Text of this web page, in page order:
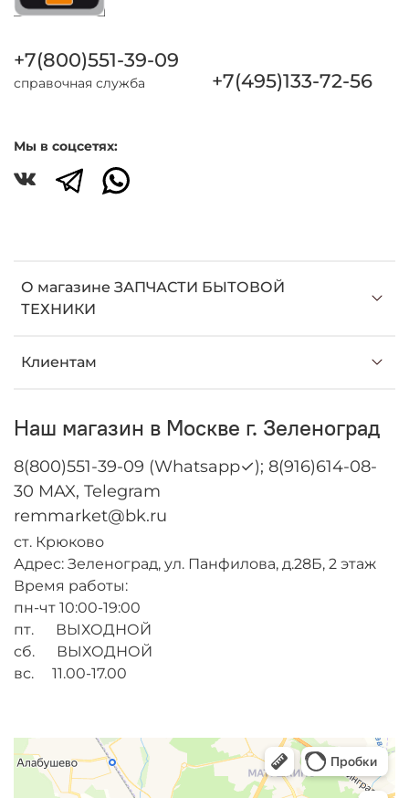
О магазине ЗАПЧАСТИ БЫТОВОЙ
ТЕХНИКИ
Клиентам
+7(800)551-39-09
справочная служба +7(495)133-72-56
Мы в соцсетях:
Наш магазин в Москве г. Зеленоград
8(800)551-39-09 (Whatsapp✓); 8(916)614-08-
30 MAX, Telegram
remmarket@bk.ru
ст. Крюково
Адрес: Зеленоград, ул. Панфилова, д.28Б, 2 этаж
Время работы:
пн-чт 10:00-19:00
пт. ВЫХОДНОЙ
сб. ВЫХОДНОЙ
вс. 11.00-17.00